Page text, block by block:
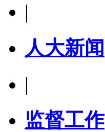
|
人大新闻
|
监督工作